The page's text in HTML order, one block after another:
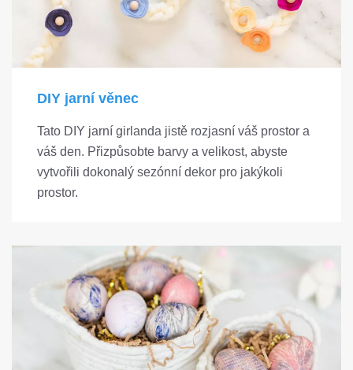
DIY jarní věnec
Tato DIY jarní girlanda jistě rozjasní váš prostor a
váš den. Přizpůsobte barvy a velikost, abyste
vytvořili dokonalý sezónní dekor pro jakýkoli
prostor.